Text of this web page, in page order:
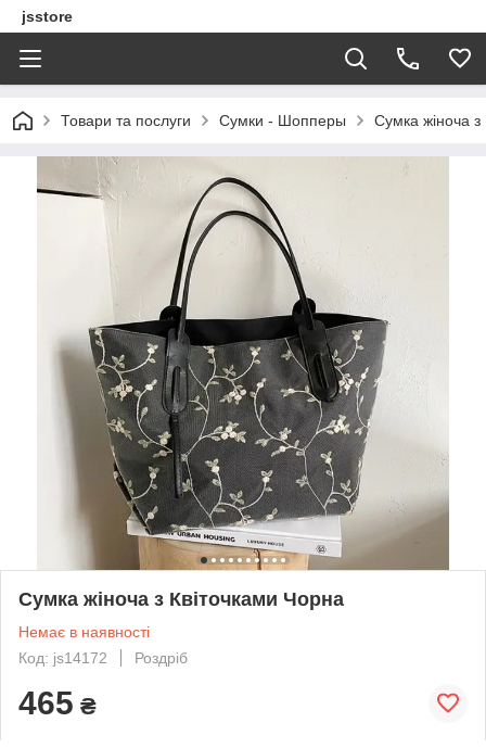
jsstore
Товари та послуги Сумки - Шопперы Сумка жіноча з
Сумка жіноча з Квіточками Чорна
Немає в наявності
Код: js14172
Роздріб
465 ₴